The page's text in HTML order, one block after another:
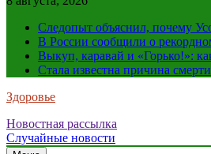
Следопыт объяснил, почему
В России сообщили о
Выкуп, каравай и «Горько!»:
Стала известна причина
Здоровье
Новостная рассылка
Случайные новости